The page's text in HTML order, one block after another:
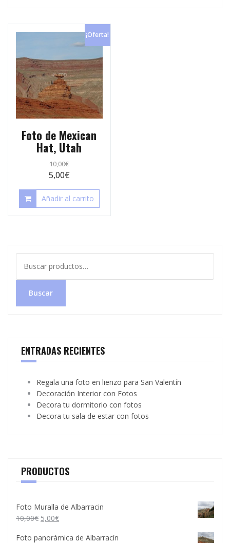
¡Oferta!
Foto de Mexican
Hat, Utah
10,00€
5,00€
Añadir al carrito
por:
Buscar
ENTRADAS RECIENTES
Regala una foto en lienzo para San Valentín
Decoración Interior con Fotos
Decora tu dormitorio con fotos
Decora tu sala de estar con fotos
PRODUCTOS
Foto Muralla de Albarracin
10,00€ 5,00€
Foto panorámica de Albarracín